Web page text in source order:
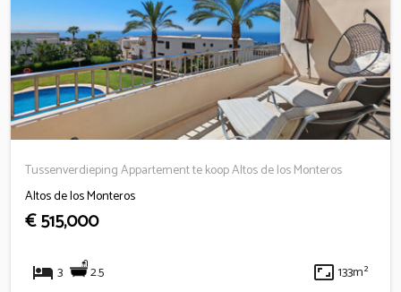
Tussenverdieping Appartement te koop Altos de los Monteros
Altos de los Monteros
€ 515,000
hotel 3 2.5 aspect_ratio 133m²